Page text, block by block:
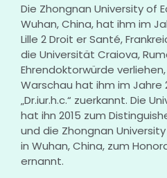
Die Zhongnan University of
Wuhan, China, hat ihm im
Lille 2 Droit er Santé,
die Universität Craiova,
Ehrendoktorwürde
Warschau hat ihm im Jahre
„Dr.iur.h.c.“ zuerkannt. Die
hat ihn 2015 zum
und die Zhongnan
in Wuhan, China, zum
ernannt.